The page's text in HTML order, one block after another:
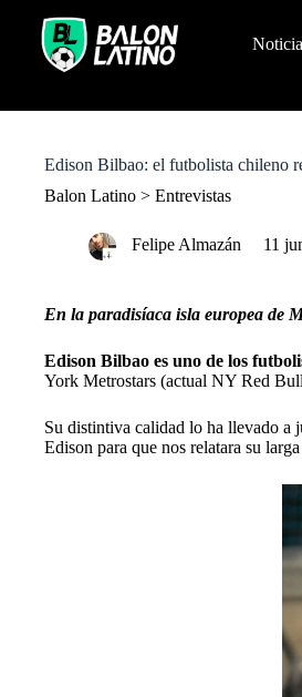
o
Edison Bilbao: el futbolista chileno
Balon Latino > Entrevistas
Felipe Almazán 11
En la paradisíaca isla europea de
Edison Bilbao es uno de los
York Metrostars (actual NY Red
Su distintiva calidad lo ha llevado a
Edison para que nos relatara su